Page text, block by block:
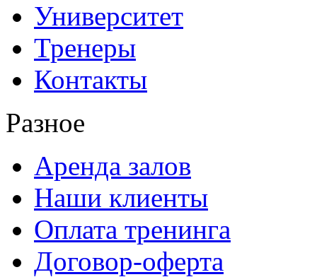
Университет
Тренеры
Контакты
Разное
Аренда залов
Наши клиенты
Оплата тренинга
Договор-оферта